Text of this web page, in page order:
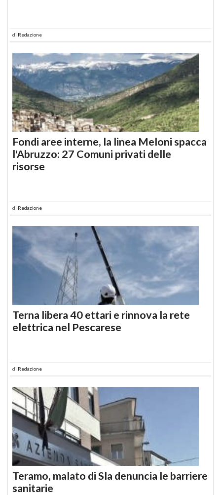
di Redazione
Fondi aree interne, la linea Meloni spacca
l'Abruzzo: 27 Comuni privati delle
risorse
di Redazione
Terna libera 40 ettari e rinnova la rete
elettrica nel Pescarese
di Redazione
Teramo, malato di Sla denuncia le barriere
sanitarie